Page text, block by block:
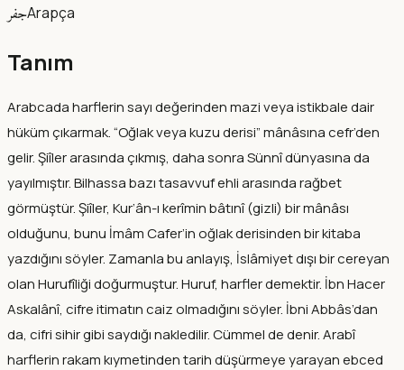
جفرArapça
Tanım
Arabcada harflerin sayı değerinden mazi veya istikbale dair
hüküm çıkarmak. “Oğlak veya kuzu derisi” mânâsına cefr’den
gelir. Şiîler arasında çıkmış, daha sonra Sünnî dünyasına da
yayılmıştır. Bilhassa bazı tasavvuf ehli arasında rağbet
görmüştür. Şiîler, Kur’ân-ı kerîmin bâtınî (gizli) bir mânâsı
olduğunu, bunu İmâm Cafer’in oğlak derisinden bir kitaba
yazdığını söyler. Zamanla bu anlayış, İslâmiyet dışı bir cereyan
olan Hurufîliği doğurmuştur. Huruf, harfler demektir. İbn Hacer
Askalânî, cifre itimatın caiz olmadığını söyler. İbni Abbâs’dan
da, cifri sihir gibi saydığı nakledilir. Cümmel de denir. Arabî
harflerin rakam kıymetinden tarih düşürmeye yarayan ebced